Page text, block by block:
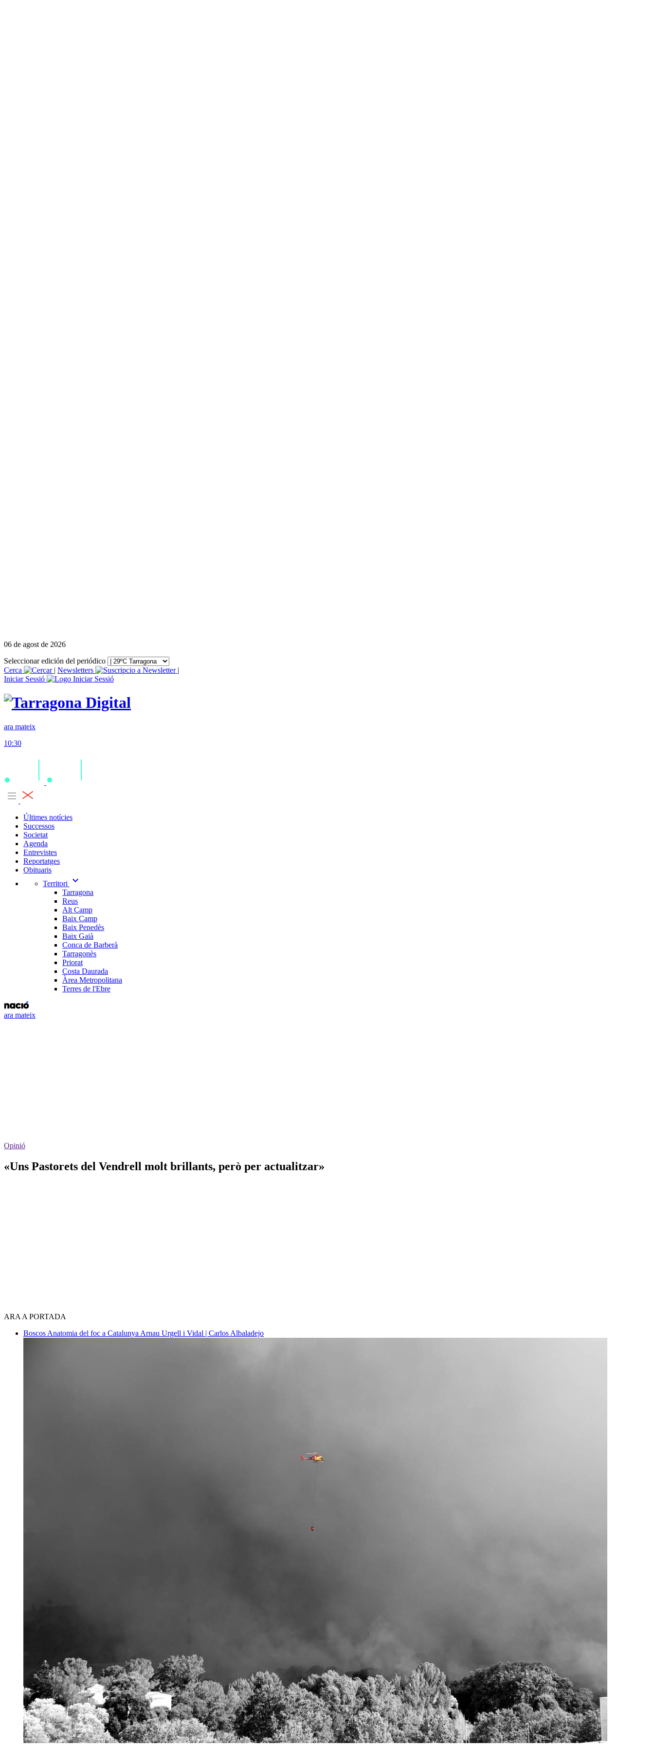
06 de agost de 2026
Seleccionar edición del periódico
Cerca
| Newsletters
|
Iniciar Sessió
ara mateix
10:30
Últimes notícies
Successos
Societat
Agenda
Entrevistes
Reportatges
Obituaris
Territori
expand_more
Tarragona
Reus
Alt Camp
Baix Camp
Baix Penedès
Baix Gaià
Conca de Barberà
Tarragonès
Priorat
Costa Daurada
Àrea Metropolitana
Terres de l'Ebre
ara mateix
Opinió
«Uns Pastorets del Vendrell molt brillants, però per actualitzar»
ARA A PORTADA
Boscos Anatomia del foc a Catalunya Arnau Urgell i Vidal | Carlos Albaladejo